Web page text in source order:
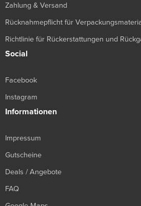
Zahlung & Versand
Rücknahmepflicht für
Richtlinie für Rückerstattungen und
Social
Facebook
Instagram
Informationen
Impressum
Gutscheine
Deals / Angebote
FAQ